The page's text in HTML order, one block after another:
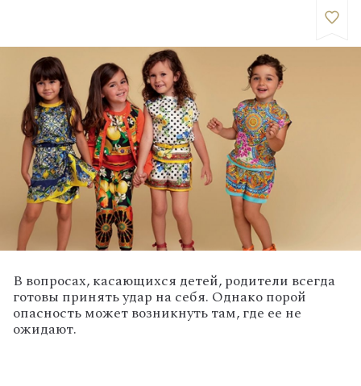
В вопросах, касающихся детей, родители всегда
готовы принять удар на себя. Однако порой
опасность может возникнуть там, где ее не
ожидают.